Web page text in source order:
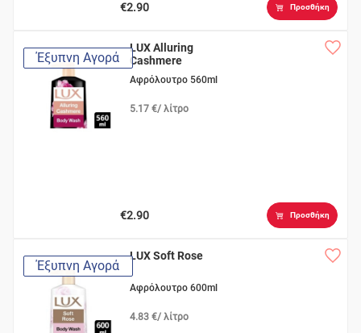
€2.90 Προσθήκη
Έξυπνη Αγορά
LUX Alluring
Cashmere
Αφρόλουτρο 560ml
5.17 €/ λίτρο
€2.90 Προσθήκη
Έξυπνη Αγορά
LUX Soft Rose
Αφρόλουτρο 600ml
4.83 €/ λίτρο